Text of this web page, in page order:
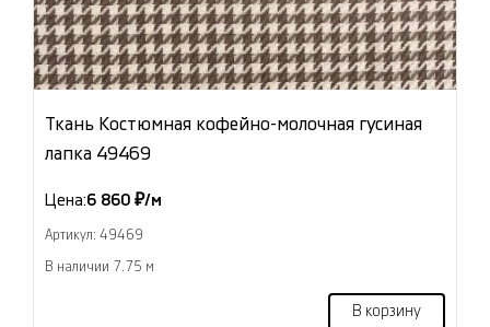
Ткань Костюмная кофейно-молочная гусиная
лапка 49469
Цена:6 860 ₽/м
Артикул: 49469
В наличии 7.75 м
В корзину